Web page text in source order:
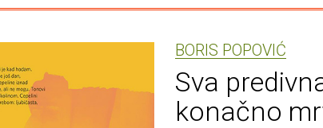
BORIS POPOVIĆ
Sva
konačno